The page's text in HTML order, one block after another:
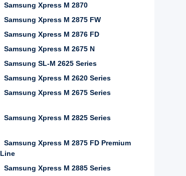
Samsung Xpress M 2870
Samsung Xpress M 2875 FW
Samsung Xpress M 2876 FD
Samsung Xpress M 2675 N
Samsung SL-M 2625 Series
Samsung Xpress M 2620 Series
Samsung Xpress M 2675 Series
Samsung Xpress M 2825 Series
Samsung Xpress M 2875 FD Premium
Line
Samsung Xpress M 2885 Series